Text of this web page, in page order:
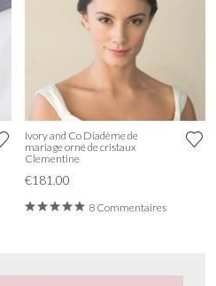
Ivory and Co Diadème de
mariage orné de cristaux
Clementine
€181.00
8 Commentaires